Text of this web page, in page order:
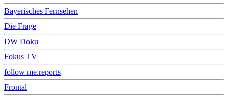
Bayerisches Fernsehen
Die Frage
DW Doku
Fokus TV
follow me.reports
Frontal